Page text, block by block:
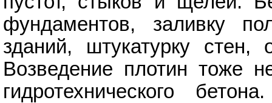
фундаментов, заливку
зданий, штукатурку стен,
Возведение плотин тоже
гидротехнического